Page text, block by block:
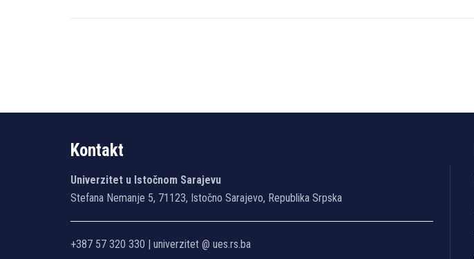
Kontakt
Univerzitet u Istočnom Sarajevu
Stefana Nemanje 5, 71123, Istočno Sarajevo, Republika Srpska
+387 57 320 330 | univerzitet @ ues.rs.ba